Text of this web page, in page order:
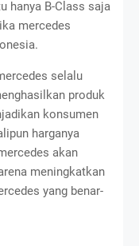
hanya B-Class saja
mercedes
selalu
produk
konsumen
harganya
akan
meningkatkan
yang benar-